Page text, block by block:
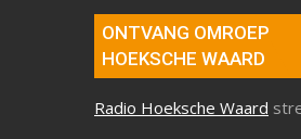
ONTVANG OMROEP
HOEKSCHE WAARD
Radio Hoeksche Waard